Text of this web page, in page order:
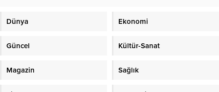
Zirvesi’nde yaptığı konuşmada
Dünya Ekonomi
Güncel Kültür-Sanat
Magazin Sağlık